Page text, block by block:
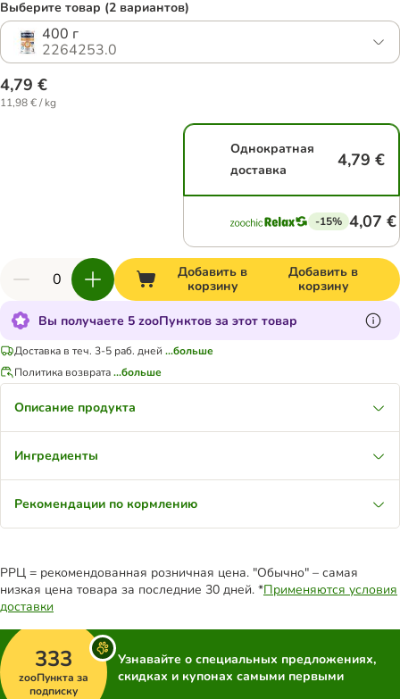
Выберите товар (2 вариантов)
400 г
2264253.0
4,79 €
11,98 € / kg
Однократная
доставка
4,79 €
-15% 4,07 €
Добавить в
корзину
Добавить в
корзину
Вы получаете 5 zooПунктов за этот товар
Доставка в теч. 3-5 раб. дней ...больше
Политика возврата...больше
Описание продукта
Ингредиенты
Рекомендации по кормлению
РРЦ = рекомендованная розничная цена. "Обычно" – самая
низкая цена товара за последние 30 дней. *Применяются условия
доставки
333
zooПункта за
подписку
Узнавайте о специальных предложениях,
скидках и купонах самыми первыми